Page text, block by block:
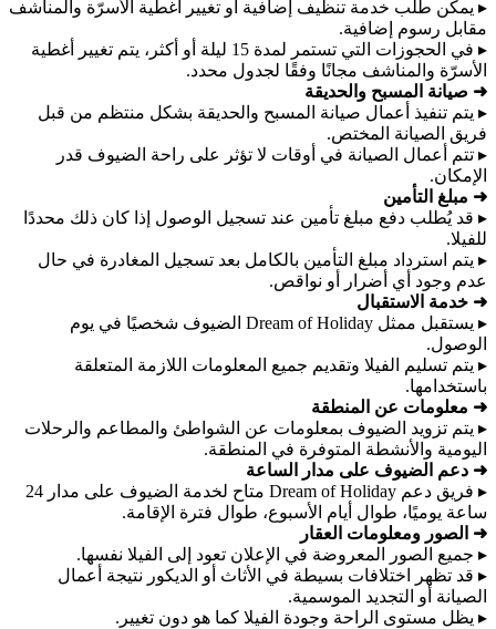
▸ يمكن طلب خدمة تنظيف إضافية أو تغيير أغطية الأسرّة والمناشف
مقابل رسوم إضافية.
▸ في الحجوزات التي تستمر لمدة 15 ليلة أو أكثر، يتم تغيير أغطية
الأسرّة والمناشف مجانًا وفقًا لجدول محدد.
➜ صيانة المسبح والحديقة
▸ يتم تنفيذ أعمال صيانة المسبح والحديقة بشكل منتظم من قبل
فريق الصيانة المختص.
▸ تتم أعمال الصيانة في أوقات لا تؤثر على راحة الضيوف قدر
الإمكان.
➜ مبلغ التأمين
▸ قد يُطلب دفع مبلغ تأمين عند تسجيل الوصول إذا كان ذلك محددًا
للفيلا.
▸ يتم استرداد مبلغ التأمين بالكامل بعد تسجيل المغادرة في حال
عدم وجود أي أضرار أو نواقص.
➜ خدمة الاستقبال
▸ يستقبل ممثل Dream of Holiday الضيوف شخصيًا في يوم
الوصول.
▸ يتم تسليم الفيلا وتقديم جميع المعلومات اللازمة المتعلقة
باستخدامها.
➜ معلومات عن المنطقة
▸ يتم تزويد الضيوف بمعلومات عن الشواطئ والمطاعم والرحلات
اليومية والأنشطة المتوفرة في المنطقة.
➜ دعم الضيوف على مدار الساعة
▸ فريق دعم Dream of Holiday متاح لخدمة الضيوف على مدار 24
ساعة يوميًا، طوال أيام الأسبوع، طوال فترة الإقامة.
➜ الصور ومعلومات العقار
▸ جميع الصور المعروضة في الإعلان تعود إلى الفيلا نفسها.
▸ قد تظهر اختلافات بسيطة في الأثاث أو الديكور نتيجة أعمال
الصيانة أو التجديد الموسمية.
▸ يظل مستوى الراحة وجودة الفيلا كما هو دون تغيير.